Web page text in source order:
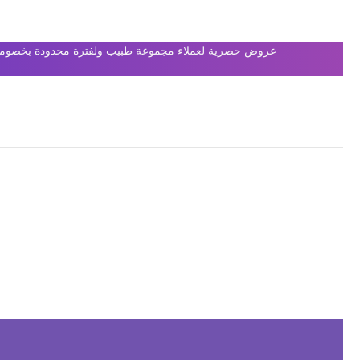
عروض حصرية لعملاء مجموعة طبيب ولفترة محدودة بخصومات